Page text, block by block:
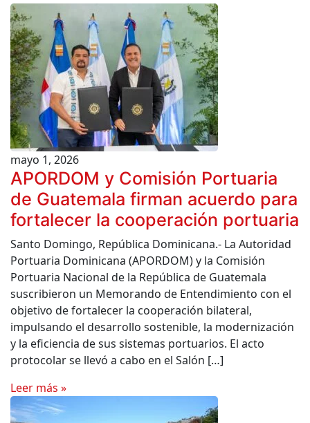
mayo 1, 2026
APORDOM y Comisión Portuaria
de Guatemala firman acuerdo para
fortalecer la cooperación portuaria
Santo Domingo, República Dominicana.- La Autoridad
Portuaria Dominicana (APORDOM) y la Comisión
Portuaria Nacional de la República de Guatemala
suscribieron un Memorando de Entendimiento con el
objetivo de fortalecer la cooperación bilateral,
impulsando el desarrollo sostenible, la modernización
y la eficiencia de sus sistemas portuarios. El acto
protocolar se llevó a cabo en el Salón […]
Leer más »